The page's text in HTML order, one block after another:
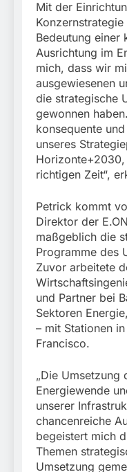
Mit der
Bedeutung einer
Ausrichtung im
mich, dass wir
ausgewiesenen
die strategische
gewonnen
konsequente
unseres
richtigen Zeit“,
Petrick kommt
Direktor der
maßgeblich die
Programme des
Zuvor arbeitete
und Partner bei
Sektoren
– mit Stationen
Francisco.
„Die Umsetzung
Energiewende
unserer
chancenreiche
begeistert mich
Themen
Umsetzung